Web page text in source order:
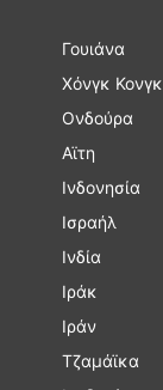
Γουιάνα
Χόνγκ Κονγκ
Ονδούρα
Αϊτη
Ινδονησία
Ισραήλ
Ινδία
Ιράκ
Ιράν
Τζαμάϊκα